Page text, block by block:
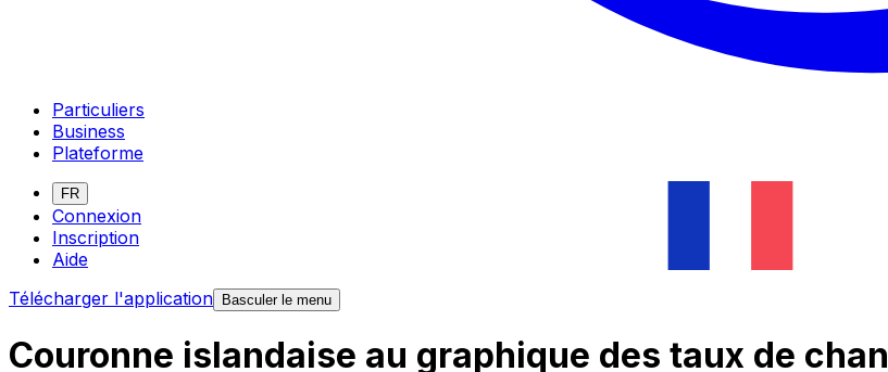
Particuliers
Business
Plateforme
FR
Connexion
Inscription
Aide
Télécharger l'application Basculer le menu
Couronne islandaise au graphique des taux de